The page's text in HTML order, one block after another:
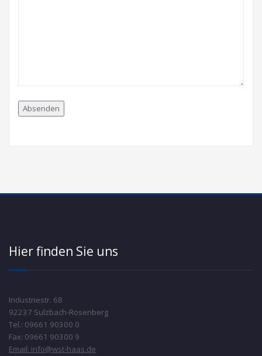
Hier finden Sie uns
Industriestr. 68
92237 Sulzbach-Rosenberg
Tel.: 09661 90300 0
Fax: 09661 90300 9
Email: info@wst-haas.de